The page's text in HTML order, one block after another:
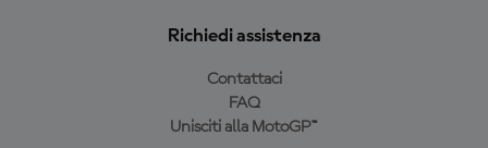
Richiedi assistenza
Contattaci
FAQ
Unisciti alla MotoGP™